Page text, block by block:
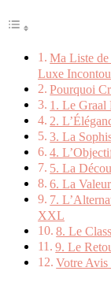
Ma Liste de
Luxe
Pourquoi
1. Le Graal
2.
3. La
4.
5. La
6. La
7.
XXL
8. Le
9. Le
Votre Avis